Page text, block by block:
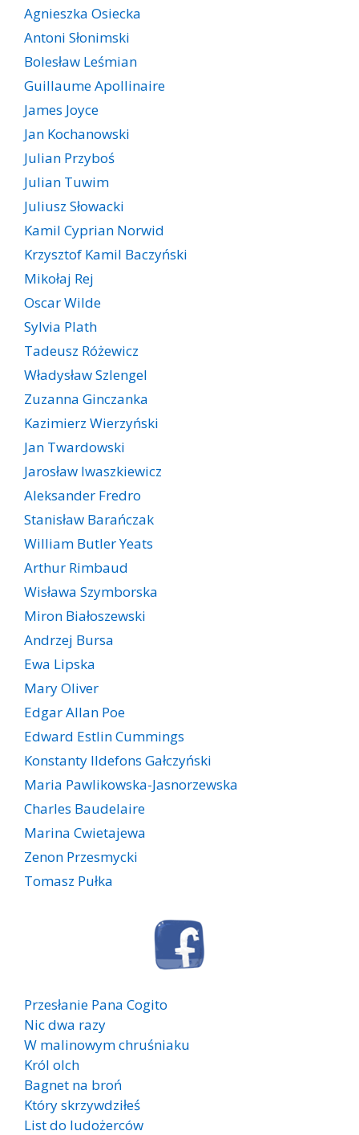
Agnieszka Osiecka
Antoni Słonimski
Bolesław Leśmian
Guillaume Apollinaire
James Joyce
Jan Kochanowski
Julian Przyboś
Julian Tuwim
Juliusz Słowacki
Kamil Cyprian Norwid
Krzysztof Kamil Baczyński
Mikołaj Rej
Oscar Wilde
Sylvia Plath
Tadeusz Różewicz
Władysław Szlengel
Zuzanna Ginczanka
Kazimierz Wierzyński
Jan Twardowski
Jarosław Iwaszkiewicz
Aleksander Fredro
Stanisław Barańczak
William Butler Yeats
Arthur Rimbaud
Wisława Szymborska
Miron Białoszewski
Andrzej Bursa
Ewa Lipska
Mary Oliver
Edgar Allan Poe
Edward Estlin Cummings
Konstanty Ildefons Gałczyński
Maria Pawlikowska-Jasnorzewska
Charles Baudelaire
Marina Cwietajewa
Zenon Przesmycki
Tomasz Pułka
Przesłanie Pana Cogito
Nic dwa razy
W malinowym chruśniaku
Król olch
Bagnet na broń
Który skrzywdziłeś
List do ludożerców